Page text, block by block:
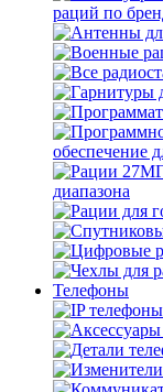
раций по
обеспечение
диапазона
Телефоны